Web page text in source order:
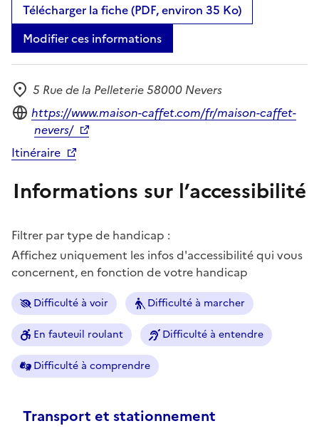
Télécharger la fiche (PDF, environ 35 Ko)
Modifier ces informations
Adresse
5 Rue de la Pelleterie 58000 Nevers
Site internet
https://www.maison-caffet.com/fr/maison-caffet-
nevers/
Itinéraire
Informations sur l’accessibilité
Filtrer par type de handicap :
Affichez uniquement les infos d'accessibilité qui vous
concernent, en fonction de votre handicap
Difficulté à voir Difficulté à marcher
En fauteuil roulant Difficulté à entendre
Difficulté à comprendre
Transport et stationnement